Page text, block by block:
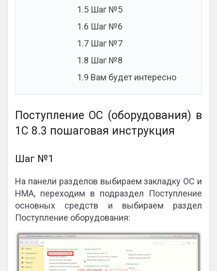
1.5 Шаг №5
1.6 Шаг №6
1.7 Шаг №7
1.8 Шаг №8
1.9 Вам будет интересно
Поступление ОС (оборудования) в
1С 8.3 пошаговая инструкция
Шаг №1
На панели разделов выбираем закладку ОС и
НМА, переходим в подраздел Поступление
основных средств и выбираем раздел
Поступление оборудования: